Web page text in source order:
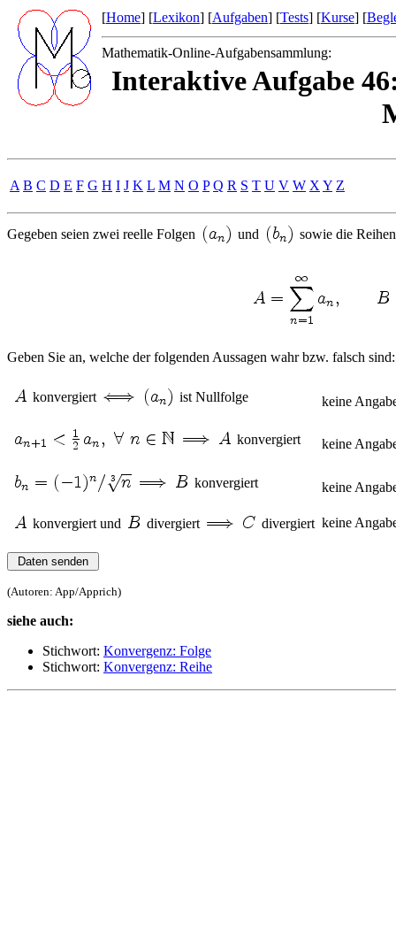
[Home] [Lexikon] [Aufgaben] [Tests] [Kurse] [
Mathematik-Online-Aufgabensammlung:
Interaktive Aufgabe
A B C D E F G H I J K L M N O P Q R S T U V W X Y Z
Gegeben seien zwei reelle Folgen und sowie die Reihen
Geben Sie an, welche der folgenden Aussagen wahr bzw. falsch sind:
konvergiert ist Nullfolge keine
konvergiert keine
konvergiert keine
konvergiert und divergiert divergiert keine
(Autoren: App/Apprich)
siehe auch:
Stichwort: Konvergenz: Folge
Stichwort: Konvergenz: Reihe